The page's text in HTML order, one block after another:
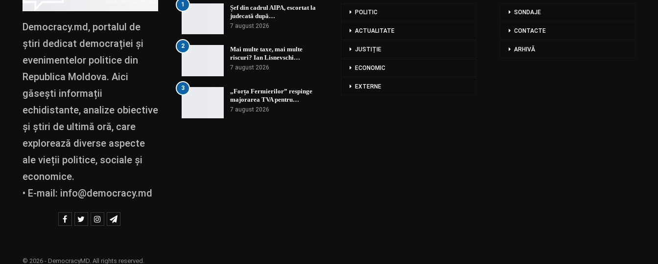
Democracy.md, portalul de
știri dedicat democrației și
evenimentelor politice din
Republica Moldova. Aici
găsești informații
echidistante, analize obiective
și știri de ultimă oră, care
explorează diverse aspecte
ale vieții politice, sociale și
economice.
• E-mail: info@democracy.md
1
Șef din cadrul AIPA, escortat la
judecată după…
7 august 2026
2
Mai multe taxe, mai multe
riscuri? Ian Lisnevschi…
7 august 2026
3
„Forța Fermierilor” respinge
majorarea TVA pentru…
7 august 2026
POLITIC
ACTUALITATE
JUSTIȚIE
ECONOMIC
EXTERNE
SONDAJE
CONTACTE
ARHIVĂ
© 2026 - DemocracyMD. All rights reserved.